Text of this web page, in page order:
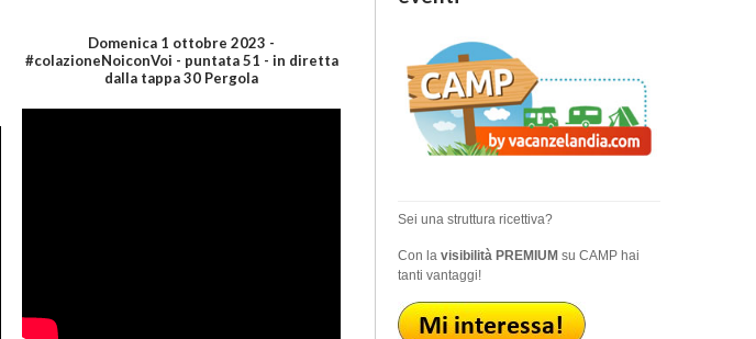
Domenica 1 ottobre 2023 -
#colazioneNoiconVoi - puntata 51 - in diretta
dalla tappa 30 Pergola
Sei una struttura ricettiva?
Con la visibilità PREMIUMsu CAMP hai
tanti vantaggi!